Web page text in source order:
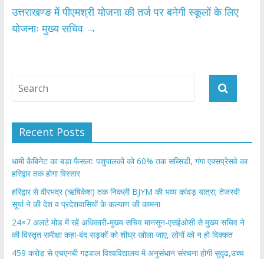
उत्तराखण्ङ में पीएमश्री योजना की तर्ज पर बनेगी स्कूलों के लिए
योजनाः मुख्य सचिव →
Recent Posts
​धामी कैबिनेट का बड़ा फैसला: पशुपालकों को 60% तक सब्सिडी, गंगा एक्सप्रेसवे का
हरिद्वार तक होगा विस्तार
​हरिद्वार से वीरभद्र (ऋषिकेश) तक निकली BJYM की भव्य कांवड़ यात्रा; तेजस्वी
सूर्या ने की देश व प्रदेशवासियों के कल्याण की कामना
24×7 अलर्ट मोड में रहें अधिकारी-मुख्य सचिव मानसून-एसईओसी से मुख्य सचिव ने
की विस्तृत समीक्षा कहा-बंद सड़कों को शीघ्र खोला जाए, लोगों को न हो दिक्कत
459 करोड़ से एचएनबी गढ़वाल विश्वविद्यालय में अनुसंधान संरचना होगी सुदृढ,उच्च